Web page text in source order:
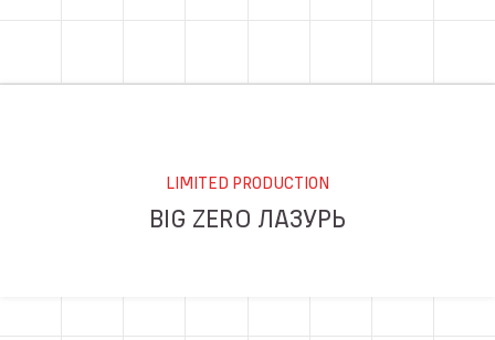
LIMITED PRODUCTION
BIG ZERO ЛАЗУРЬ